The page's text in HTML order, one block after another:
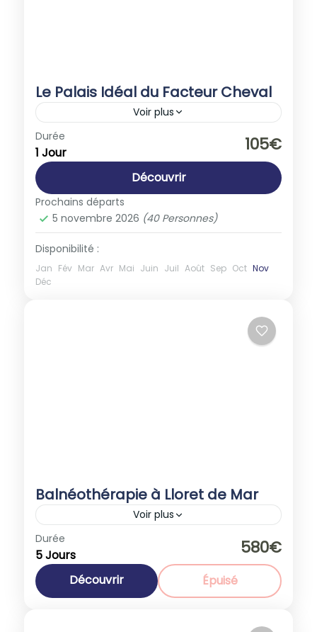
Le Palais Idéal du Facteur Cheval
Voir plus
Europe
1-40 People
Durée
1 Jour 105€
Découvrir
Prochains départs
5 novembre 2026 (40 Personnes)
Disponibilité :
Jan Fév Mar Avr Mai Juin Juil Août Sep Oct Nov
Déc
Balnéothérapie à Lloret de Mar
Voir plus
Espagne
1-30 People
Durée
5 Jours 580€
Découvrir Épuisé